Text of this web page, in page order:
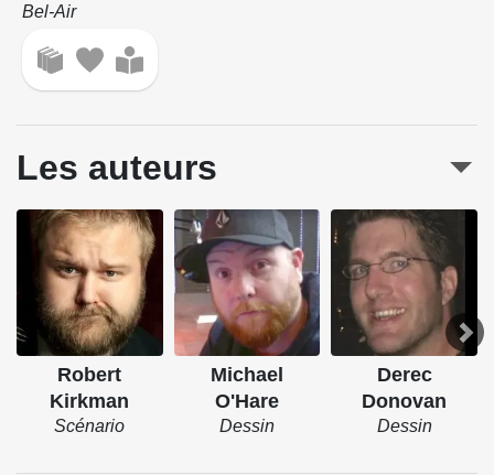
Bel-Air
Les auteurs
Robert
Kirkman
Scénario
Michael
O'Hare
Dessin
Derec
Donovan
Dessin